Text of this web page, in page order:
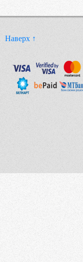
Наверх ↑